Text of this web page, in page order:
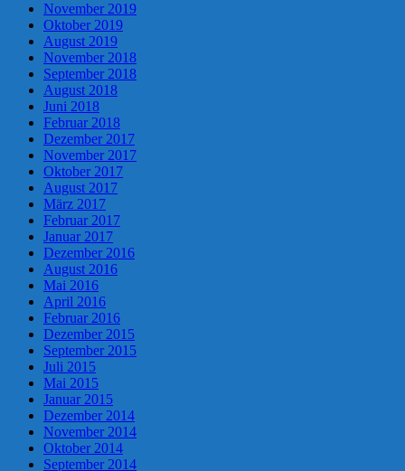
November 2019
Oktober 2019
August 2019
November 2018
September 2018
August 2018
Juni 2018
Februar 2018
Dezember 2017
November 2017
Oktober 2017
August 2017
März 2017
Februar 2017
Januar 2017
Dezember 2016
August 2016
Mai 2016
April 2016
Februar 2016
Dezember 2015
September 2015
Juli 2015
Mai 2015
Januar 2015
Dezember 2014
November 2014
Oktober 2014
September 2014